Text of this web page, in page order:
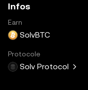
Infos
Earn
SolvBTC
Protocole
Solv Protocol